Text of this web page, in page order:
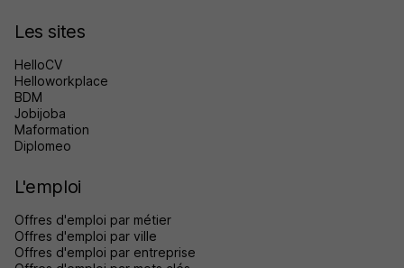
Les sites
HelloCV
Helloworkplace
BDM
Jobijoba
Maformation
Diplomeo
L'emploi
Offres d'emploi par métier
Offres d'emploi par ville
Offres d'emploi par entreprise